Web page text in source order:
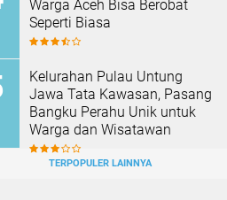
Warga Aceh Bisa Berobat
Seperti Biasa
Kelurahan Pulau Untung
Jawa Tata Kawasan, Pasang
Bangku Perahu Unik untuk
Warga dan Wisatawan
TERPOPULER LAINNYA